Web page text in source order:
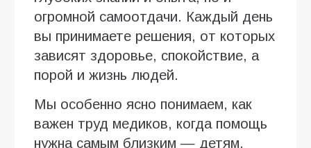
огромной самоотдачи. Каждый день
вы принимаете решения, от которых
зависят здоровье, спокойствие, а
порой и жизнь людей.
Мы особенно ясно понимаем, как
важен труд медиков, когда помощь
нужна самым близким — детям,